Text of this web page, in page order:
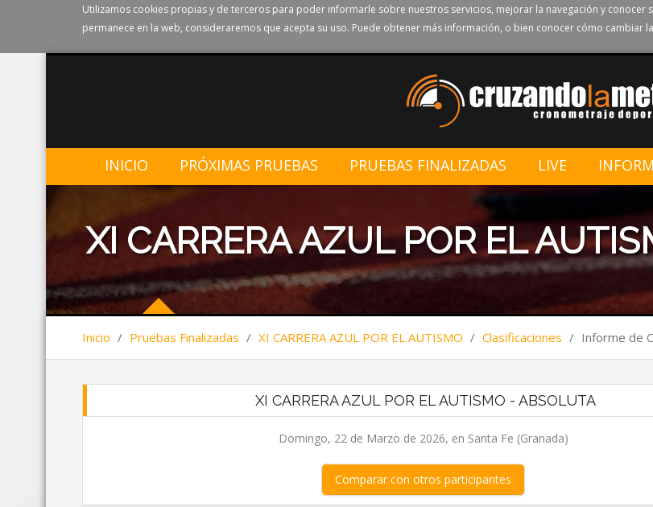
Utilizamos cookies propias y de terceros para poder informarle sobre nuestros servicios, mejorar la navegación y conocer
permanece en la web, consideraremos que acepta su uso. Puede obtener más información, o bien conocer cómo cambiar
INICIO PRÓXIMAS PRUEBAS PRUEBAS FINALIZADAS LIVE
XI CARRERA AZUL POR EL
Inicio / Pruebas Finalizadas / XI CARRERA AZUL POR EL AUTISMO / Clasificaciones / Informe de
XI CARRERA AZUL POR EL AUTISMO - ABSOLUTA
Domingo, 22 de Marzo de 2026, en Santa Fe (Granada)
Comparar con otros participantes